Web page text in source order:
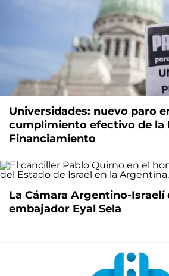
Universidades: nuevo paro
cumplimiento efectivo de la
Financiamiento
La Cámara Argentino-Israelí
embajador Eyal Sela